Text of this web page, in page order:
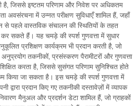
है, जिससे इष्टतम परिणाम और निवेश पर अधिकतम
अवसंरचना में उन्नत परीक्षण सुविधाएँ शामिल हैं, जहाँ
से पहले वास्तविक संचालन की स्थितियों के तहत
कर सकते हैं। यह चमड़े की स्पर्श गुणवत्ता में सुधार
प्रशिक्षण कार्यक्रम भी प्रदान करती है, जो
अनुप्रयोग तकनीकों, प्रसंस्करण पैरामीटरों और गुणवत्ता
करता है, जिससे सुसंगत परिणाम सुनिश्चित होते
जा सकता है। इस चमड़े की स्पर्श गुणवत्ता में
द्वारा प्रदान किए गए तकनीकी दस्तावेज़ों में व्यापक
मैनुअल और प्रदर्शन डेटा शामिल हैं, जो ग्राहकों